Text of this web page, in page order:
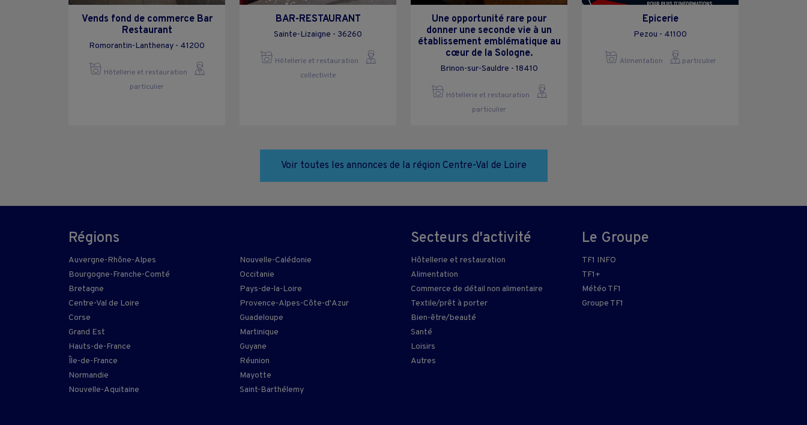
Vends fond de commerce Bar
Restaurant
Romorantin-Lanthenay - 41200
Hôtellerie et restauration
particulier
BAR-RESTAURANT
Sainte-Lizaigne - 36260
Hôtellerie et restauration
collectivite
Une opportunité rare pour
donner une seconde vie à un
établissement emblématique au
cœur de la Sologne.
Brinon-sur-Sauldre - 18410
Hôtellerie et restauration
particulier
Epicerie
Pezou - 41100
Alimentation particulier
Voir toutes les annonces de la région Centre-Val de Loire
Régions
Auvergne-Rhône-Alpes
Bourgogne-Franche-Comté
Bretagne
Centre-Val de Loire
Corse
Grand Est
Hauts-de-France
Île-de-France
Normandie
Nouvelle-Aquitaine
Nouvelle-Calédonie
Occitanie
Pays-de-la-Loire
Provence-Alpes-Côte-d'Azur
Guadeloupe
Martinique
Guyane
Réunion
Mayotte
Saint-Barthélemy
Secteurs d'activité
Hôtellerie et restauration
Alimentation
Commerce de détail non alimentaire
Textile/prêt à porter
Bien-être/beauté
Santé
Loisirs
Autres
Le Groupe
TF1 INFO
TF1+
Météo TF1
Groupe TF1